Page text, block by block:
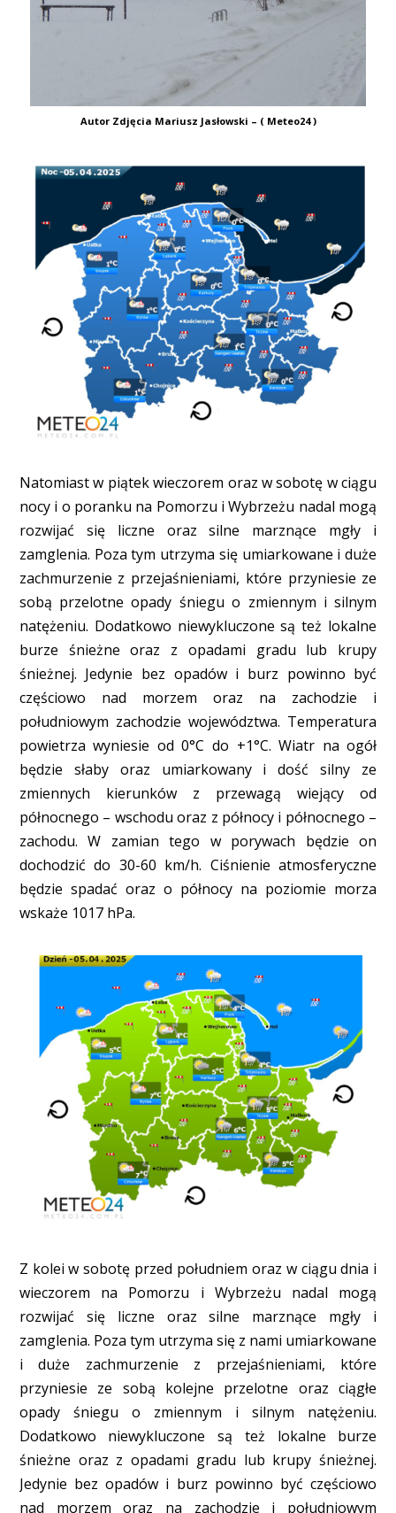
Autor Zdjęcia Mariusz Jasłowski – ( Meteo24 )
Natomiast w piątek wieczorem oraz w sobotę w ciągu
nocy i o poranku na Pomorzu i Wybrzeżu nadal mogą
rozwijać się liczne oraz silne marznące mgły i
zamglenia. Poza tym utrzyma się umiarkowane i duże
zachmurzenie z przejaśnieniami, które przyniesie ze
sobą przelotne opady śniegu o zmiennym i silnym
natężeniu. Dodatkowo niewykluczone są też lokalne
burze śnieżne oraz z opadami gradu lub krupy
śnieżnej. Jedynie bez opadów i burz powinno być
częściowo nad morzem oraz na zachodzie i
południowym zachodzie województwa. Temperatura
powietrza wyniesie od 0°C do +1°C. Wiatr na ogół
będzie słaby oraz umiarkowany i dość silny ze
zmiennych kierunków z przewagą wiejący od
północnego – wschodu oraz z północy i północnego –
zachodu. W zamian tego w porywach będzie on
dochodzić do 30-60 km/h. Ciśnienie atmosferyczne
będzie spadać oraz o północy na poziomie morza
wskaże 1017 hPa.
Z kolei w sobotę przed południem oraz w ciągu dnia i
wieczorem na Pomorzu i Wybrzeżu nadal mogą
rozwijać się liczne oraz silne marznące mgły i
zamglenia. Poza tym utrzyma się z nami umiarkowane
i duże zachmurzenie z przejaśnieniami, które
przyniesie ze sobą kolejne przelotne oraz ciągłe
opady śniegu o zmiennym i silnym natężeniu.
Dodatkowo niewykluczone są też lokalne burze
śnieżne oraz z opadami gradu lub krupy śnieżnej.
Jedynie bez opadów i burz powinno być częściowo
nad morzem oraz na zachodzie i południowym